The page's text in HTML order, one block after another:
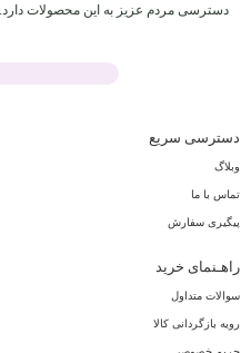
دسترسی مردم عزیز به این محصولات دارد.
دسترسی سریع
وبلاگ
تماس با ما
پیگیری سفارش
راهـنمای خرید
سوالات متداول
رویه بازگردانی کالا